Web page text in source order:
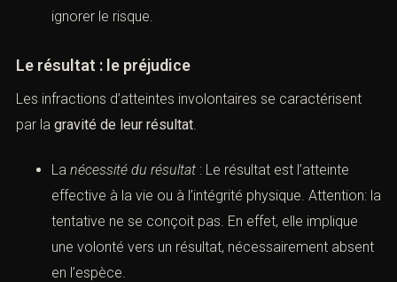
ignorer le risque.
Le résultat : le préjudice
Les infractions d’atteintes involontaires se caractérisent
par la gravité de leur résultat.
La nécessité du résultat : Le résultat est l’atteinte
effective à la vie ou à l’intégrité physique. Attention: la
tentative ne se conçoit pas. En effet, elle implique
une volonté vers un résultat, nécessairement absent
en l’espèce.